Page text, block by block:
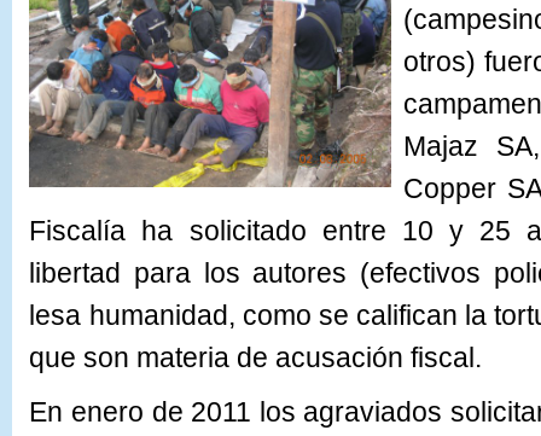
otros)
Majaz
Copper
Fiscalía ha solicitado entre 10 y 25
libertad para los autores (efectivos
lesa humanidad, como se califican la
que son materia de acusación fiscal.
En enero de 2011 los agraviados